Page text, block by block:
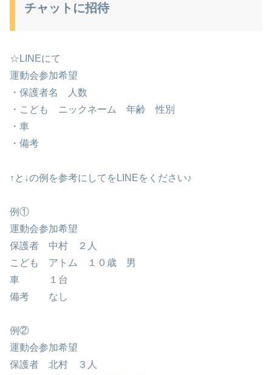
チャットに招待
☆LINEにて
運動会参加希望
・保護者名 人数
・こども ニックネーム 年齢 性別
・車
・備考
↑と↓の例を参考にしてをLINEをください♪
例①
運動会参加希望
保護者 中村 ２人
こども アトム １０歳 男
車 １台
備考 なし
例②
運動会参加希望
保護者 北村 ３人